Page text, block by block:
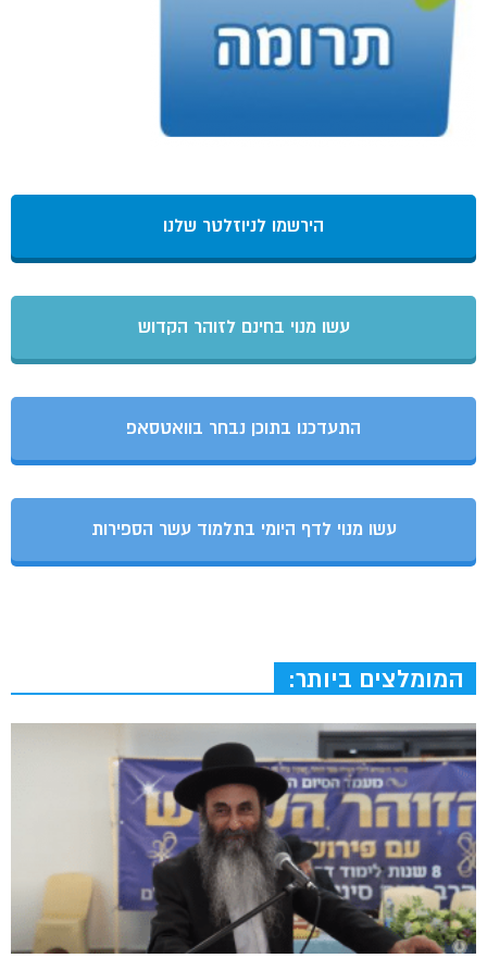
הירשמו לניוזלטר שלנו
עשו מנוי בחינם לזוהר הקדוש
התעדכנו בתוכן נבחר בוואטסאפ
עשו מנוי לדף היומי בתלמוד עשר הספירות
המומלצים ביותר: